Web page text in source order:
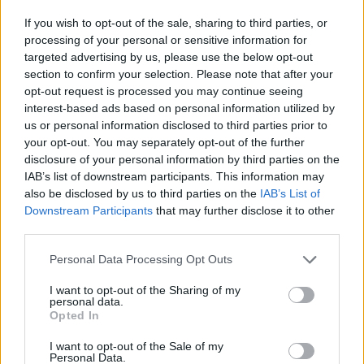
If you wish to opt-out of the sale, sharing to third parties, or
processing of your personal or sensitive information for
targeted advertising by us, please use the below opt-out
section to confirm your selection. Please note that after your
opt-out request is processed you may continue seeing
interest-based ads based on personal information utilized by
us or personal information disclosed to third parties prior to
your opt-out. You may separately opt-out of the further
disclosure of your personal information by third parties on the
IAB’s list of downstream participants. This information may
also be disclosed by us to third parties on the IAB’s List of
Downstream Participants that may further disclose it to other
Please note that this website/app uses one or more Google
not limited to your visit or usage behaviour. You may click to
grant or deny consent to Google and its third-party tags to
use your data for below specified purposes in below Google
consent section.
Personal Data Processing Opt Outs
I want to opt-out of the Sharing of my
personal data.
Opted In
I want to opt-out of the Sale of my
Personal Data.
Németország és Nagy-Britannia, míg a
mindössze két igen szavazatot az Egyesült
Államok és a Dominikai Köztársaság adta le.
Haszan Róháni iráni elnök szombaton azt
mondta, az Egyesült Államok „megalázó
vereséget” szenvedett a BT-ben.
„Nem emlékszem olyan esetre,
amikor az Egyesült Államok
hónapokig készített elő egy
határozatot, hogy csapás mérjen
az Iráni Iszlám Köztársaságra,
szavazatot gyűjtsön be”